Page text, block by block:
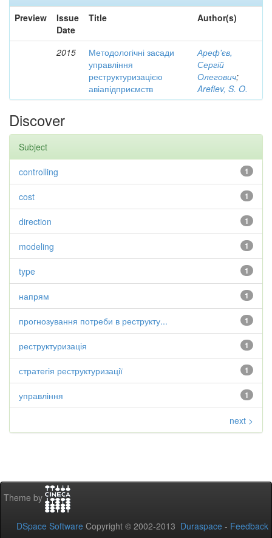
Preview
Issue
Date
Title Author(s)
2015
Методологічні засади
управління
реструктуризацією
авіапідприємств
Ареф'єв,
Сергій
Олегович;
Arefiev, S. O.
Discover
Subject
1
controlling
1
cost
1
direction
1
modeling
1
type
1
напрям
1
прогнозування потреби в реструкту...
1
реструктуризація
1
стратегія реструктуризації
1
управління
next >
Theme by
DSpace Software Copyright © 2002-2013 Duraspace - Feedback